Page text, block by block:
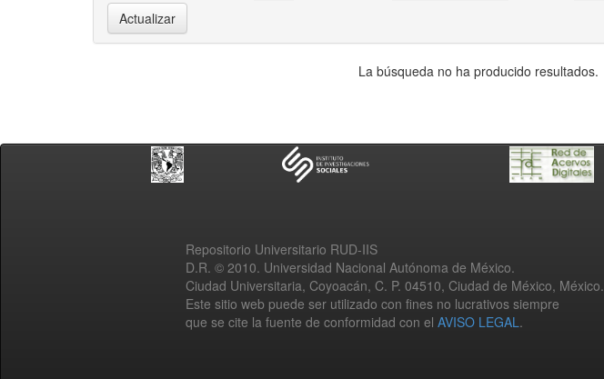
La búsqueda no ha producido resultados.
Repositorio Universitario RUD-IIS
D.R. © 2010. Universidad Nacional Autónoma de México.
Ciudad Universitaria, Coyoacán, C. P. 04510, Ciudad de México, México.
Este sitio web puede ser utilizado con fines no lucrativos siempre
que se cite la fuente de conformidad con el AVISO LEGAL.